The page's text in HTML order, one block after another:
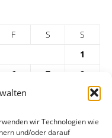
wir Technologien wie
und/oder darauf
F S
S
1
6 7
8
13
27 28